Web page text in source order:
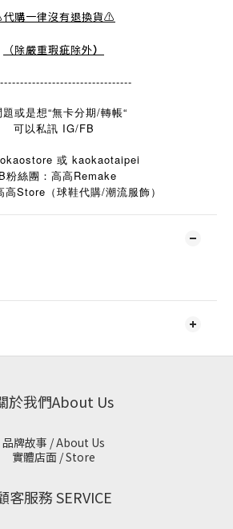
購一律沒有退換貨⚠️
（除嚴重瑕疵除外）
或是想“無卡分期/轉帳“
可以私訊 IG/FB
或 kaokaotaipei
粉絲團：高高Remake
高Store （球鞋代購/潮流服飾）
於我們About Us
品牌故事 / About Us
實體店面 / Store
客服務 SERVICE